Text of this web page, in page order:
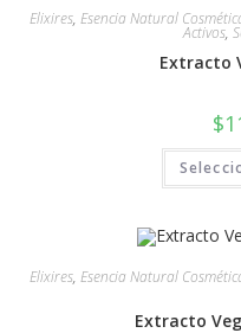
Elixires, Esencia Natural
Activos,
Extracto
$
Elixires, Esencia Natural
Extracto